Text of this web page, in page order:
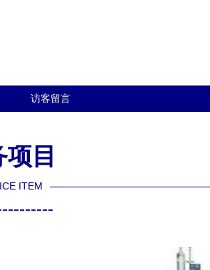
访客留言
目
ITEM